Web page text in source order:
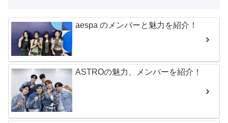
aespa のメンバーと魅力を紹介！
ASTROの魅力、メンバーを紹介！